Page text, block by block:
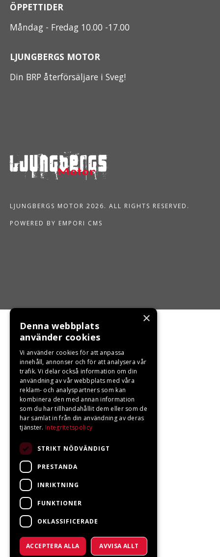
ÖPPETTIDER
Måndag - Fredag 10.00 -17.00
LJUNGBERGS MOTOR
Din BRP återförsäljare i Sveg!
LJUNGBERGS MOTOR 2026. ALL RIGHTS RESERVED.
POWERED BY EMPORI CMS
×
Denna webbplats
använder cookies
Vi använder cookies för att anpassa
innehåll, annonser och för att analysera vår
trafik. Vi delar också information om din
användning av vår webbplats med våra
reklam- och analyspartners som kan
kombinera den med annan information
som du har tillhandahållit dem eller som de
har samlat in från din användning av deras
tjänster. Integritetspolicy
STRIKT NÖDVÄNDIGT
PRESTANDA
INRIKTNING
FUNKTIONER
OKLASSIFICERADE
ACCEPTERA ALLA AVVISA ALLT